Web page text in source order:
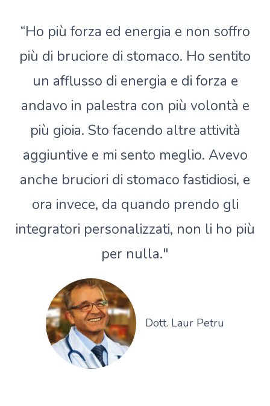
“Ho più forza ed energia e non soffro
più di bruciore di stomaco. Ho sentito
un afflusso di energia e di forza e
andavo in palestra con più volontà e
più gioia. Sto facendo altre attività
aggiuntive e mi sento meglio. Avevo
anche bruciori di stomaco fastidiosi, e
ora invece, da quando prendo gli
integratori personalizzati, non li ho più
per nulla."
Dott. Laur Petru